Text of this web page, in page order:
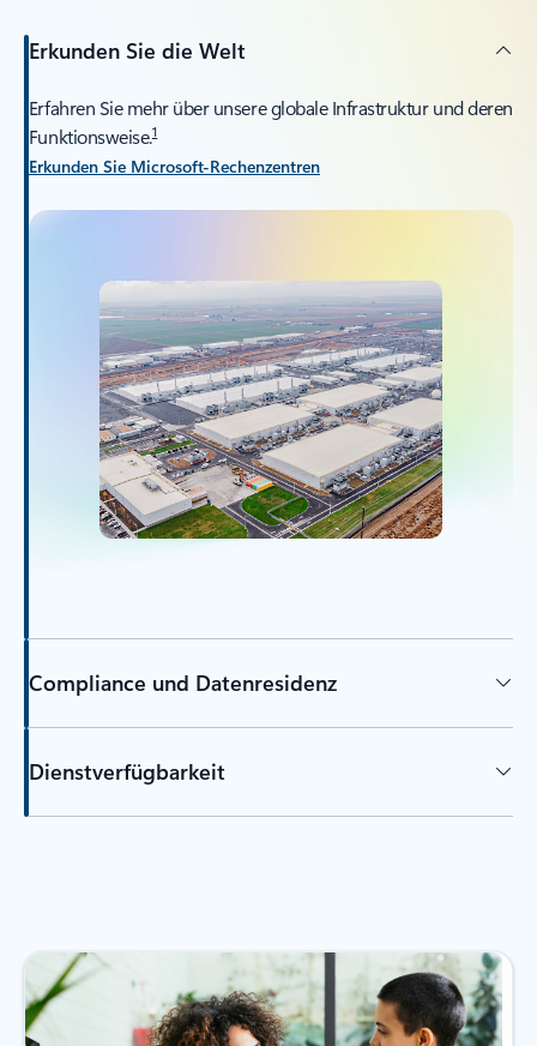
Erkunden Sie die Welt
Erfahren Sie mehr über unsere globale Infrastruktur und deren
Funktionsweise.1
Erkunden Sie Microsoft-Rechenzentren
Compliance und Datenresidenz
Dienstverfügbarkeit